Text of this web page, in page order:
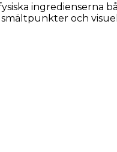
ingredienserna
och